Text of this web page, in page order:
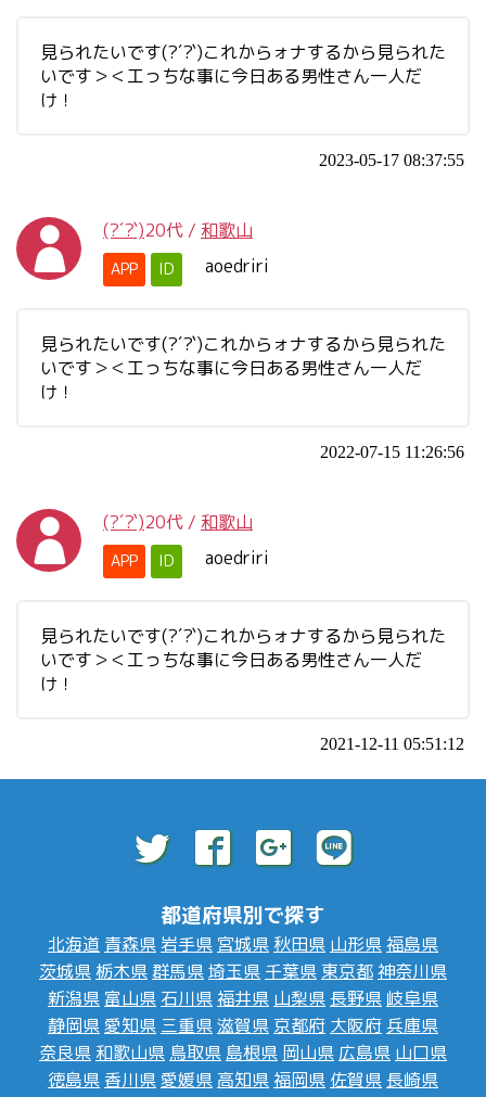
見られたいです(?´?`)これからォナするから見られた
いです＞＜工っちな事に今日ある男性さん一人だ
け！
2023-05-17 08:37:55
(?´?`)20代 / 和歌山
APP ID aoedriri
見られたいです(?´?`)これからォナするから見られた
いです＞＜工っちな事に今日ある男性さん一人だ
け！
2022-07-15 11:26:56
(?´?`)20代 / 和歌山
APP ID aoedriri
見られたいです(?´?`)これからォナするから見られた
いです＞＜工っちな事に今日ある男性さん一人だ
け！
2021-12-11 05:51:12
都道府県別で探す
北海道 青森県 岩手県 宮城県 秋田県 山形県福島県
茨城県 栃木県群馬県埼玉県 千葉県 東京都神奈川県
新潟県 富山県 石川県福井県 山梨県 長野県 岐阜県
静岡県愛知県 三重県滋賀県 京都府 大阪府 兵庫県
奈良県 和歌山県 鳥取県 島根県 岡山県 広島県 山口県
徳島県 香川県愛媛県 高知県福岡県 佐賀県 長崎県